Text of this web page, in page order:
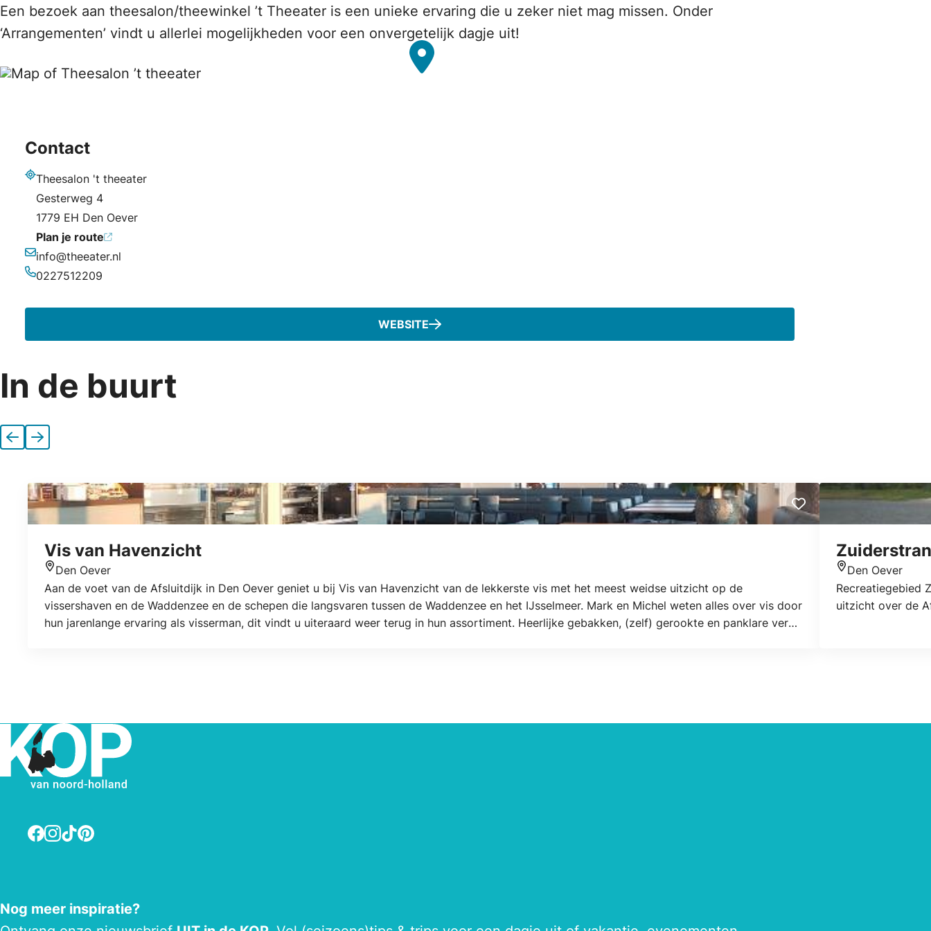
Een bezoek aan theesalon/theewinkel ’t Theeater is een unieke ervaring die u zeker niet mag missen. Onder
‘Arrangementen’ vindt u allerlei mogelijkheden voor een onvergetelijk dagje uit!
Contact
Theesalon 't theeater
Gesterweg 4
1779 EH Den Oever
Plan je route
E-mailadres
info@theeater.nl
0227512209
WEBSITE
In de buurt
VorigeVolgende
Vis van Havenzicht
Locatie
Den Oever
Aan de voet van de Afsluitdijk in Den Oever geniet u bij Vis van Havenzicht van de lekkerste vis met het meest weidse uitzicht op de
vissershaven en de Waddenzee en de schepen die langsvaren tussen de Waddenzee en het IJsselmeer. Mark en Michel weten alles over vis door
hun jarenlange ervaring als visserman, dit vindt u uiteraard weer terug in hun assortiment. Heerlijke gebakken, (zelf) gerookte en panklare verse
Locatie
Den Oever
Recreatiegebied
uitzicht over de
Facebook
Instagram
TikTokPinterest
Nog meer inspiratie?